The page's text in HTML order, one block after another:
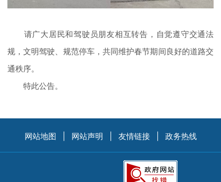
请广大居民和驾驶员朋友相互转告，自觉遵守交通法
规，文明驾驶、规范停车，共同维护春节期间良好的道路交
通秩序。
特此公告。
网站地图 网站声明 友情链接 政务热线